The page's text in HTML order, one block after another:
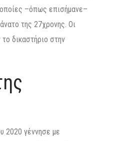
–όπως επισήμανε–
της 27χρονης. Οι
δικαστήριο στην
2020 γέννησε με